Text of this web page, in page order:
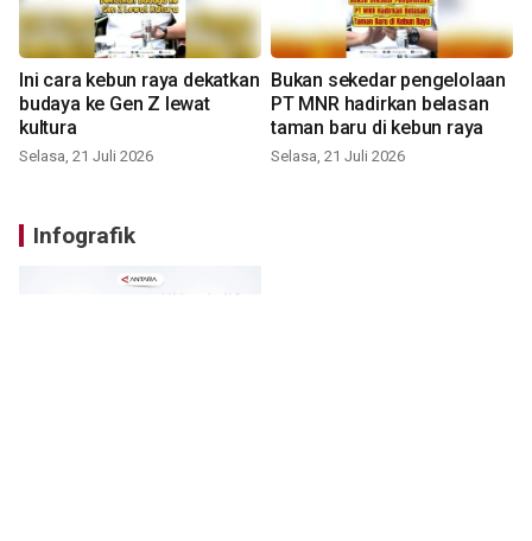
Ini cara kebun raya dekatkan
budaya ke Gen Z lewat
kultura
Selasa, 21 Juli 2026
Bukan sekedar pengelolaan
PT MNR hadirkan belasan
taman baru di kebun raya
Selasa, 21 Juli 2026
Infografik